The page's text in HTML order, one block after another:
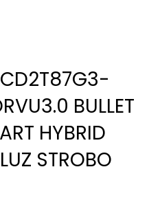
BULLET
HYBRID
STROBO